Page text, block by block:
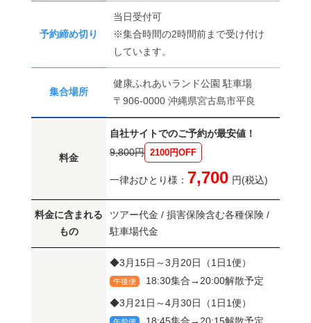
予約締め切り
当日受付可
※集合時間の2時間前まで受け付け
しています。
集合場所
健康ふれあいランド公園 駐車場
〒906-0000 沖縄県宮古島市平良
料金
自社サイトでのご予約が最安値！
9,800円 2100円OFF
一律おひとり様： 7,700 円(税込)
料金に含まれる
もの
ツアー代金 / 損害保険含む各種保険 /
駐車場代金
◆3月15日～3月20日（1日1便）
午後便 18:30集合→20:00解散予定
◆3月21日～4月30日（1日1便）